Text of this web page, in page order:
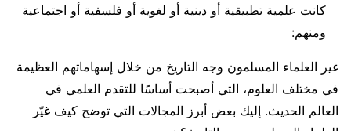
كانت علمية تطبيقية أو دينية أو لغوية أو فلسفية أو اجتماعية
ومنهم:
غير العلماء المسلمون وجه التاريخ من خلال إسهاماتهم العظيمة
في مختلف العلوم، التي أصبحت أساسًا للتقدم العلمي في
العالم الحديث. إليك بعض أبرز المجالات التي توضح كيف غيّر